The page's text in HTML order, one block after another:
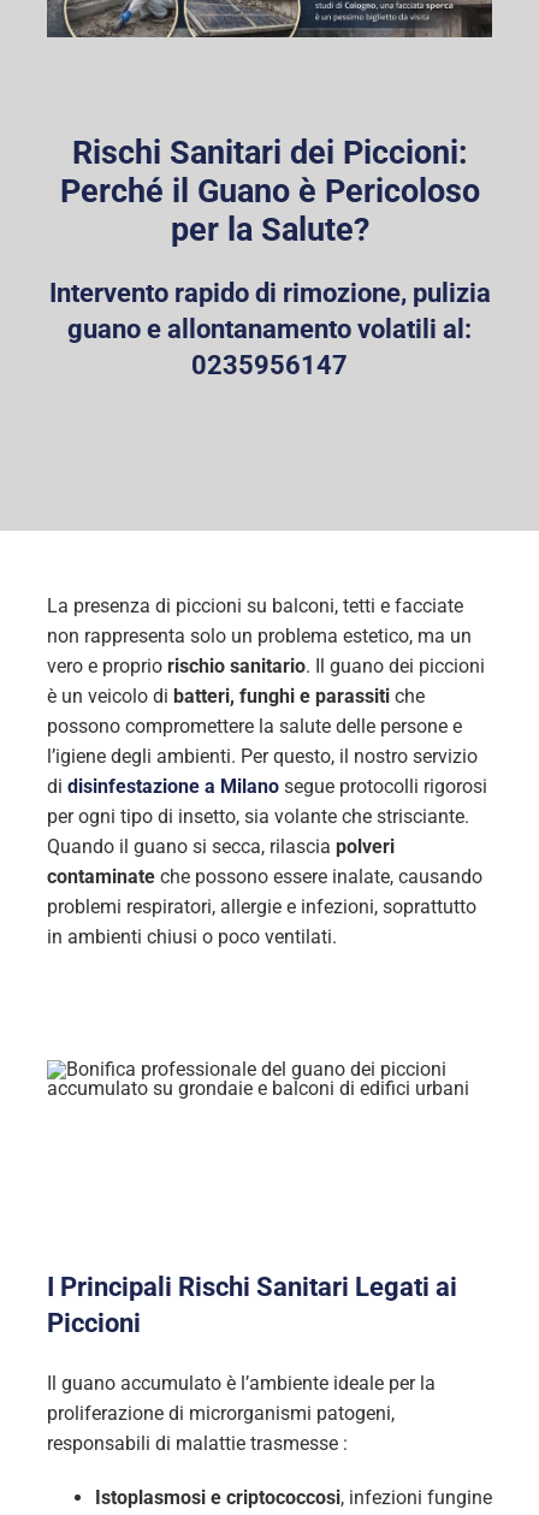
Rischi Sanitari dei Piccioni:
Perché il Guano è Pericoloso
per la Salute?
Intervento rapido di rimozione, pulizia
guano e allontanamento volatili al:
0235956147
La presenza di piccioni su balconi, tetti e facciate
non rappresenta solo un problema estetico, ma un
vero e proprio rischio sanitario. Il guano dei piccioni
è un veicolo di batteri, funghi e parassiti che
possono compromettere la salute delle persone e
l’igiene degli ambienti. Per questo, il nostro servizio
di disinfestazione a Milanosegue protocolli rigorosi
per ogni tipo di insetto, sia volante che strisciante.
Quando il guano si secca, rilascia polveri
contaminateche possono essere inalate, causando
problemi respiratori, allergie e infezioni, soprattutto
in ambienti chiusi o poco ventilati.
I Principali Rischi Sanitari Legati ai
Piccioni
Il guano accumulato è l’ambiente ideale per la
proliferazione di microrganismi patogeni,
responsabili di malattie trasmesse :
Istoplasmosi e criptococcosi, infezioni fungine